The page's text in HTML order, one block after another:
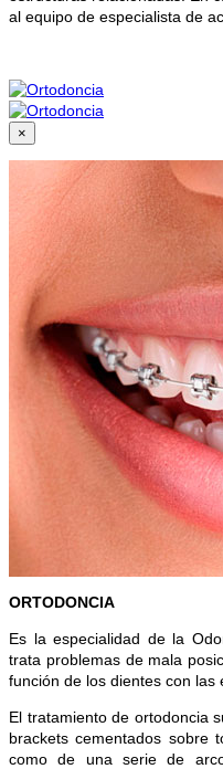
al equipo de especialista de
×
ORTODONCIA
Es la especialidad de la
trata problemas de mala
función de los dientes con las
El tratamiento de ortodoncia
brackets cementados sobre
como de una serie de